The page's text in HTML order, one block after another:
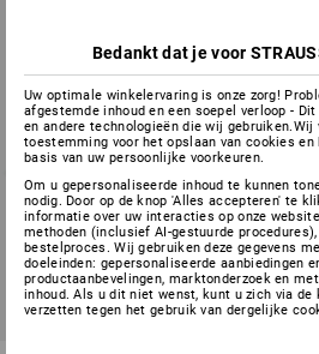
Bedankt dat je voor
Uw optimale winkelervaring is onze zorg!
afgestemde inhoud en een soepel verloop -
en andere technologieën die wij gebruiken.Wij
toestemming voor het opslaan van cookies en
basis van uw persoonlijke voorkeuren.
Om u gepersonaliseerde inhoud te kunnen
nodig. Door op de knop 'Alles accepteren' te
informatie over uw interacties op onze
methoden (inclusief AI-gestuurde
bestelproces. Wij gebruiken deze gegevens
doeleinden: gepersonaliseerde aanbiedingen
productaanbevelingen, marktonderzoek en
inhoud. Als u dit niet wenst, kunt u zich via de
verzetten tegen het gebruik van dergelijke